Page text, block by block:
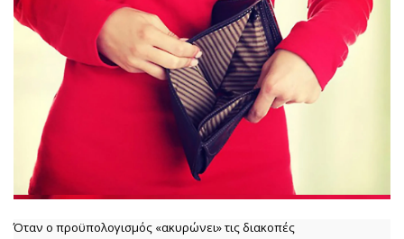
Όταν ο προϋπολογισμός «ακυρώνει» τις διακοπές